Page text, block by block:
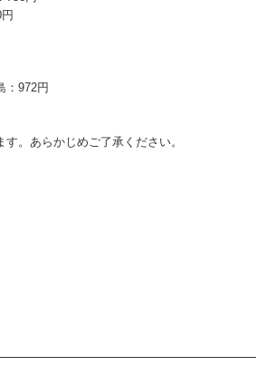
：972円
。あらかじめご了承ください。